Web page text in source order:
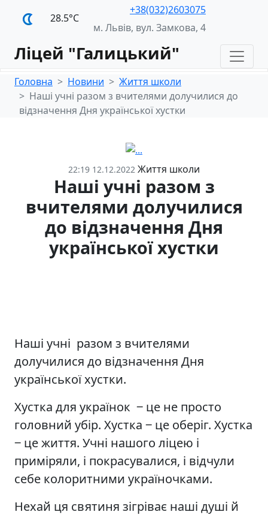
28.5°С
+38(032)2603075
м. Львів, вул. Замкова, 4
Ліцей "Галицький"
Головна Новини
Життя школи
Наші учні разом з вчителями долучилися до
відзначення Дня української хустки
22:19 12.12.2022 Життя школи
Наші учні разом з
вчителями долучилися
до відзначення Дня
української хустки
Наші учні разом з вчителями
долучилися до відзначення Дня
української хустки.
Хустка для українок ‒ це не просто
головний убір. Хустка ‒ це оберіг. Хустка
‒ це життя. Учні нашого ліцею і
приміряли, і покрасувалися, і відчули
себе колоритними україночками.
Нехай ця святиня зігріває наші душі й